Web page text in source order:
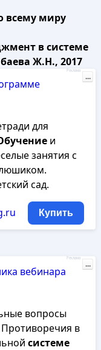
всему миру
в системе
Ж.Н., 2017
для
и
занятия с
сад.
Купить
Реклама
...
вебинара
вопросы
в
системе
Реклама
...